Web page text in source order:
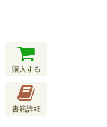
購入する
書籍詳細